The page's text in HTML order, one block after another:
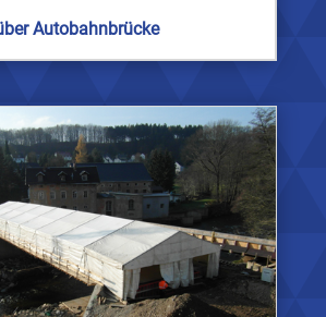
Autobahnbrücke